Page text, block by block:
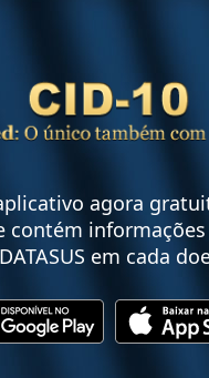
agora
contém
em cada